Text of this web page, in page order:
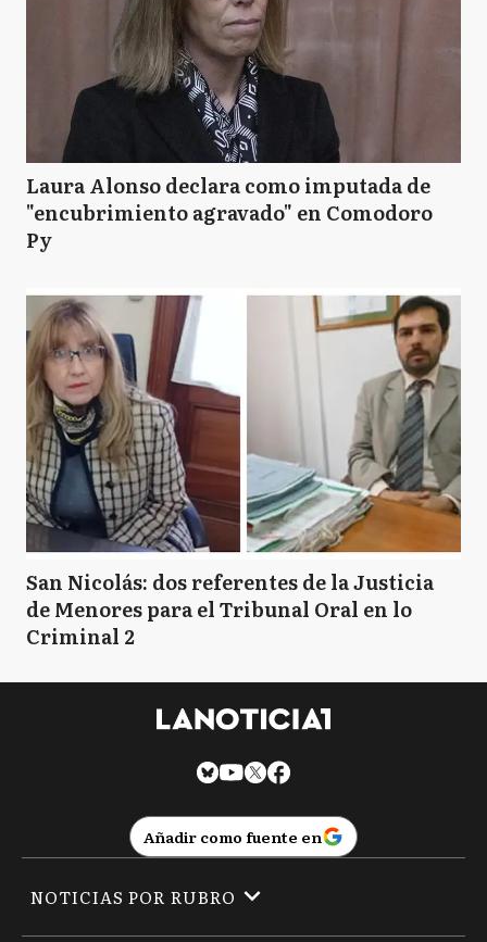
Laura Alonso declara como imputada de
"encubrimiento agravado" en Comodoro
Py
San Nicolás: dos referentes de la Justicia
de Menores para el Tribunal Oral en lo
Criminal 2
Añadir como fuente en
NOTICIAS POR RUBRO